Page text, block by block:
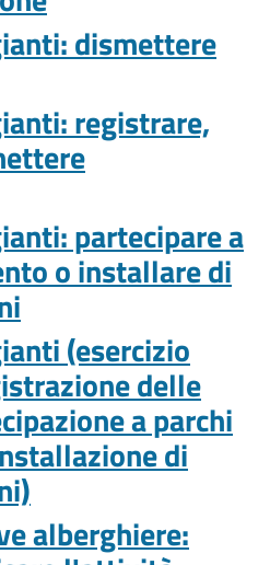
dismettere
registrare,
partecipare a
o installare di
(esercizio
delle
a parchi
di
alberghiere: